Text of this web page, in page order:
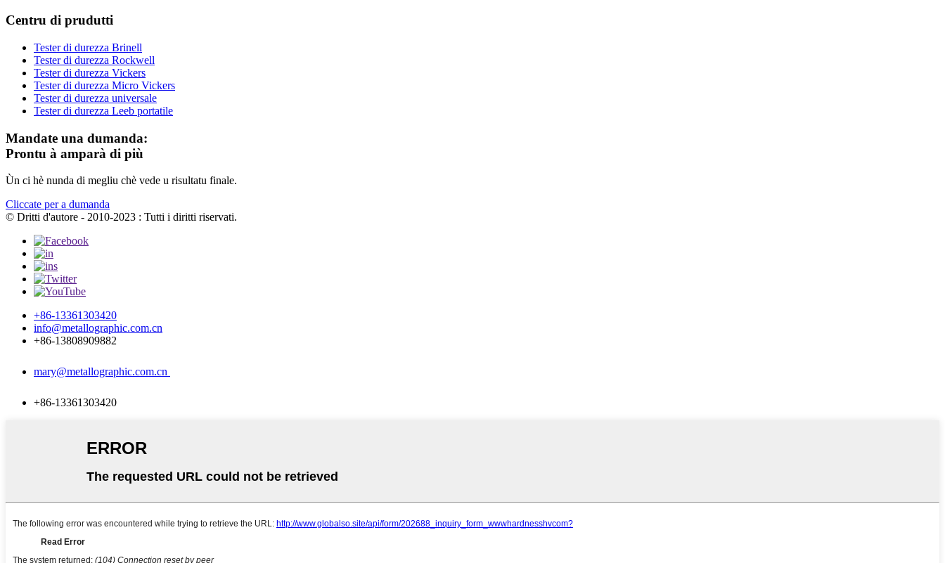
Centru di prudutti
Tester di durezza Brinell
Tester di durezza Rockwell
Tester di durezza Vickers
Tester di durezza Micro Vickers
Tester di durezza universale
Tester di durezza Leeb portatile
Mandate una dumanda:
Prontu à amparà di più
Ùn ci hè nunda di megliu chè vede u risultatu finale.
Cliccate per a dumanda
© Dritti d'autore - 2010-2023 : Tutti i diritti riservati.
+86-13361303420
info@metallographic.com.cn
+86-13808909882
mary@metallographic.com.cn
+86-13361303420